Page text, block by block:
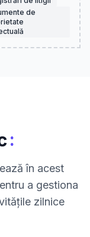
de
:
în acest
a gestiona
zilnice